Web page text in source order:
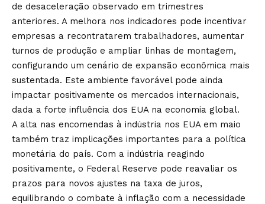
de desaceleração observado em trimestres
anteriores. A melhora nos indicadores pode incentivar
empresas a recontratarem trabalhadores, aumentar
turnos de produção e ampliar linhas de montagem,
configurando um cenário de expansão econômica mais
sustentada. Este ambiente favorável pode ainda
impactar positivamente os mercados internacionais,
dada a forte influência dos EUA na economia global.
A alta nas encomendas à indústria nos EUA em maio
também traz implicações importantes para a política
monetária do país. Com a indústria reagindo
positivamente, o Federal Reserve pode reavaliar os
prazos para novos ajustes na taxa de juros,
equilibrando o combate à inflação com a necessidade